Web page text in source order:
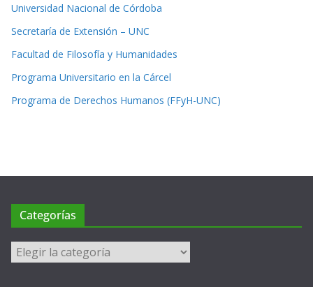
Universidad Nacional de Córdoba
Secretaría de Extensión – UNC
Facultad de Filosofía y Humanidades
Programa Universitario en la Cárcel
Programa de Derechos Humanos (FFyH-UNC)
Categorías
Categorías